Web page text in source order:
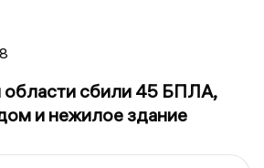
области сбили 45 БПЛА,
и нежилое здание